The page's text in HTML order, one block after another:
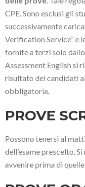
CPE. Sono esclusi gli
successivamente
Verification Service” e
fornite a terzi solo
Assessment English si
risultato dei candidati
obbligatoria.
PROVE
Possono tenersi al
dell’esame prescelto.
avvenire prima di